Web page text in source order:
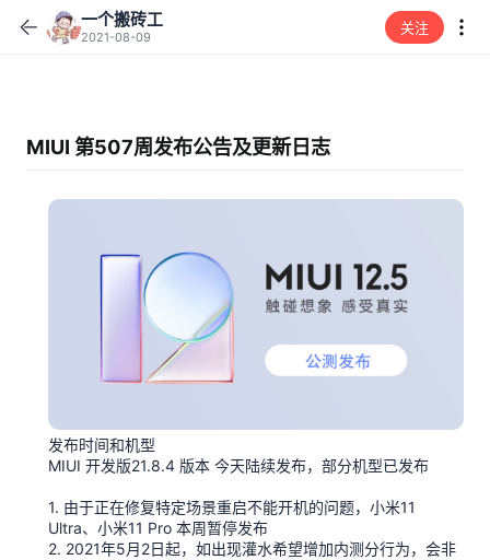
一个搬砖工
2021-08-09
关注
MIUI 第507周发布公告及更新日志
发布时间和机型
MIUI 开发版21.8.4 版本 今天陆续发布，部分机型已发布
1. 由于正在修复特定场景重启不能开机的问题，小米11
Ultra、小米11 Pro 本周暂停发布
2. 2021年5月2日起，如出现灌水希望增加内测分行为，会非